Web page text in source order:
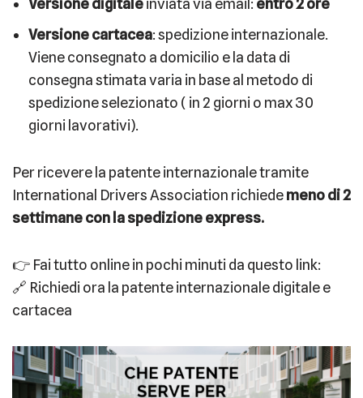
Versione digitaleinviata via email: entro 2 ore
Versione cartacea: spedizione internazionale.
Viene consegnato a domicilio e la data di
consegna stimata varia in base al metodo di
spedizione selezionato ( in 2 giorni o max 30
giorni lavorativi).
Per ricevere la patente internazionale tramite
International Drivers Association richiedemeno di 2
settimane con la spedizione express.
👉 Fai tutto online in pochi minuti da questo link:
🔗 Richiedi ora la patente internazionale digitale e
cartacea